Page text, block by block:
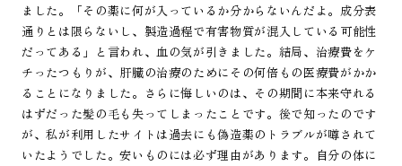
ました。「その薬に何が入っているか分からないんだよ。成分表
通りとは限らないし、製造過程で有害物質が混入している可能性
だってある」と言われ、血の気が引きました。結局、治療費をケ
チったつもりが、肝臓の治療のためにその何倍もの医療費がかか
ることになりました。さらに悔しいのは、その期間に本来守れる
はずだった髪の毛も失ってしまったことです。後で知ったのです
が、私が利用したサイトは過去にも偽造薬のトラブルが噂されて
いたようでした。安いものには必ず理由があります。自分の体に